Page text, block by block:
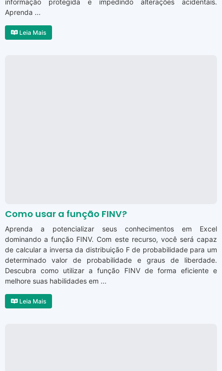
informação protegida e impedindo alterações acidentais.
Aprenda ...
Leia Mais
Como usar a função FINV?
Aprenda a potencializar seus conhecimentos em Excel
dominando a função FINV. Com este recurso, você será capaz
de calcular a inversa da distribuição F de probabilidade para um
determinado valor de probabilidade e graus de liberdade.
Descubra como utilizar a função FINV de forma eficiente e
melhore suas habilidades em ...
Leia Mais